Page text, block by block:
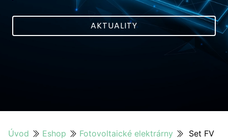
AKTUALITY
Úvod Eshop Fotovoltaické elektrárny
Set FV